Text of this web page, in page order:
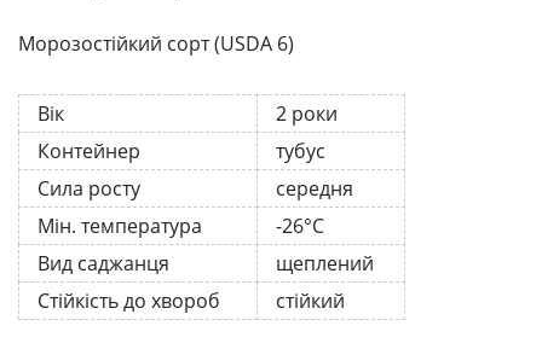
Морозостійкий сорт (USDA 6)
Вік
2 роки
Контейнер
тубус
Сила росту
середня
Мін. температура
-26°C
Вид саджанця
щеплений
Стійкість до хвороб
стійкий